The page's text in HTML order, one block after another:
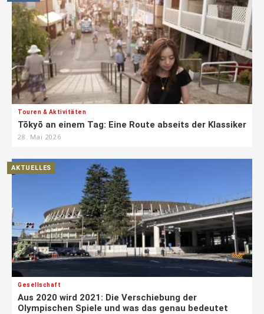
Touren & Aktivitäten
Tōkyō an einem Tag: Eine Route abseits der Klassiker
28. Mai 2026
AKTUELLES
Gesellschaft
Aus 2020 wird 2021: Die Verschiebung der
Olympischen Spiele und was das genau bedeutet